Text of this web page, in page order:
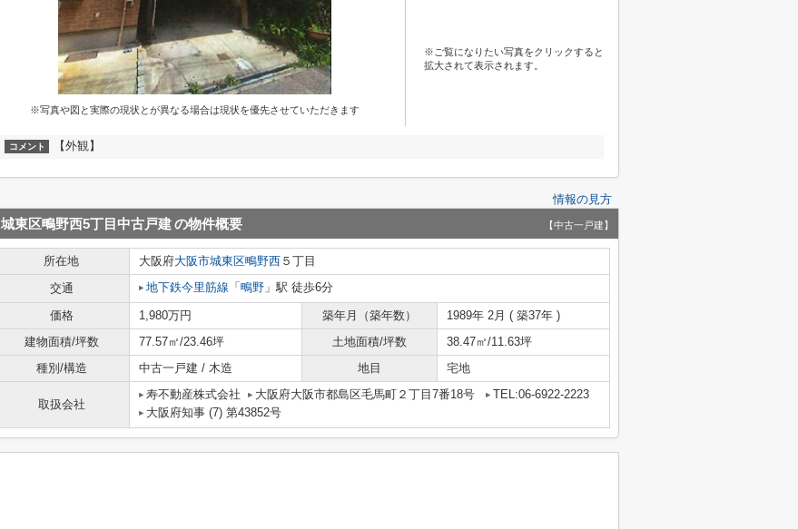
※写真や図と実際の現状とが異なる場合は現状を優先させていただきます
※ご覧になりたい写真をクリックすると
拡大されて表示されます。
コメント 【外観】
情報の見方
城東区鴫野西5丁目中古戸建の物件概要 【中古一戸建】
所在地 大阪府大阪市城東区鴫野西 ５丁目
交通
地下鉄今里筋線 「 鴫野 」駅 徒歩6分
価格 1,980万円 築年月（築年数）
1989年 2月 ( 築37年 )
建物面積/坪数
77.57㎡/23.46坪 土地面積/坪数
38.47㎡/11.63坪
種別/構造
中古一戸建 / 木造 地目 宅地
取扱会社
寿不動産株式会社 大阪府大阪市都島区毛馬町２丁目7番18号
TEL:06-6922-2223
大阪府知事 (7) 第43852号